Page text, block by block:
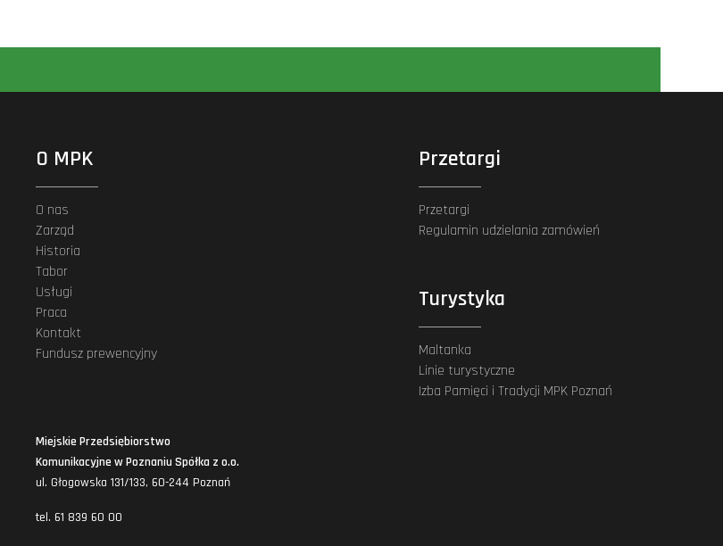
O MPK
O nas
Zarząd
Historia
Tabor
Usługi
Praca
Kontakt
Fundusz prewencyjny
Przetargi
Przetargi
Regulamin udzielania zamówień
Turystyka
Maltanka
Linie turystyczne
Izba Pamięci i Tradycji MPK Poznań
Miejskie Przedsiębiorstwo
Komunikacyjne w Poznaniu Spółka z o.o.
ul. Głogowska 131/133, 60-244 Poznań
tel. 61 839 60 00